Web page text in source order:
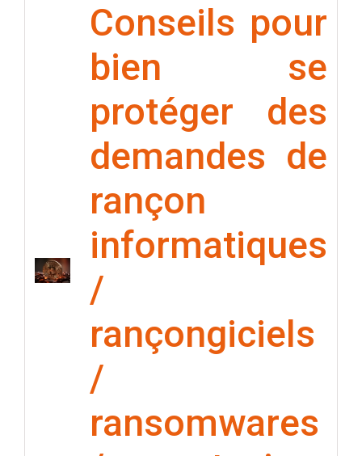
Conseils pour
bien se
protéger des
demandes de
rançon
informatiques
/
rançongiciels
/
ransomwares